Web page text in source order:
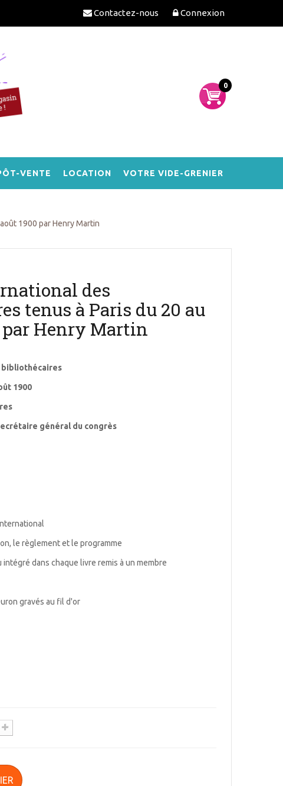
Connexion
Contactez-nous
0
VENTE LOCATION VOTRE VIDE-GRENIER
1900 par Henry Martin
des
tenus à Paris du 20 au
par Henry Martin
bibliothécaires
1900
général du congrès
le règlement et le programme
dans chaque livre remis à un membre
gravés au fil d'or